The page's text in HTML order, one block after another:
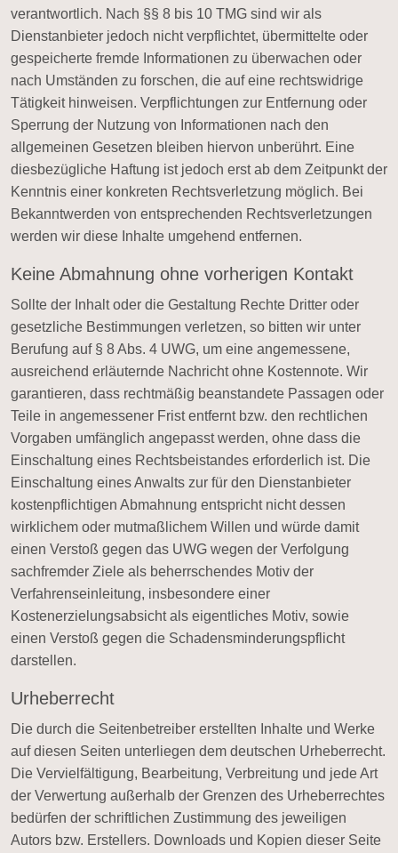
verantwortlich. Nach §§ 8 bis 10 TMG sind wir als
Dienstanbieter jedoch nicht verpflichtet, übermittelte oder
gespeicherte fremde Informationen zu überwachen oder
nach Umständen zu forschen, die auf eine rechtswidrige
Tätigkeit hinweisen. Verpflichtungen zur Entfernung oder
Sperrung der Nutzung von Informationen nach den
allgemeinen Gesetzen bleiben hiervon unberührt. Eine
diesbezügliche Haftung ist jedoch erst ab dem Zeitpunkt der
Kenntnis einer konkreten Rechtsverletzung möglich. Bei
Bekanntwerden von entsprechenden Rechtsverletzungen
werden wir diese Inhalte umgehend entfernen.
Keine Abmahnung ohne vorherigen Kontakt
Sollte der Inhalt oder die Gestaltung Rechte Dritter oder
gesetzliche Bestimmungen verletzen, so bitten wir unter
Berufung auf § 8 Abs. 4 UWG, um eine angemessene,
ausreichend erläuternde Nachricht ohne Kostennote. Wir
garantieren, dass rechtmäßig beanstandete Passagen oder
Teile in angemessener Frist entfernt bzw. den rechtlichen
Vorgaben umfänglich angepasst werden, ohne dass die
Einschaltung eines Rechtsbeistandes erforderlich ist. Die
Einschaltung eines Anwalts zur für den Dienstanbieter
kostenpflichtigen Abmahnung entspricht nicht dessen
wirklichem oder mutmaßlichem Willen und würde damit
einen Verstoß gegen das UWG wegen der Verfolgung
sachfremder Ziele als beherrschendes Motiv der
Verfahrenseinleitung, insbesondere einer
Kostenerzielungsabsicht als eigentliches Motiv, sowie
einen Verstoß gegen die Schadensminderungspflicht
darstellen.
Urheberrecht
Die durch die Seitenbetreiber erstellten Inhalte und Werke
auf diesen Seiten unterliegen dem deutschen Urheberrecht.
Die Vervielfältigung, Bearbeitung, Verbreitung und jede Art
der Verwertung außerhalb der Grenzen des Urheberrechtes
bedürfen der schriftlichen Zustimmung des jeweiligen
Autors bzw. Erstellers. Downloads und Kopien dieser Seite